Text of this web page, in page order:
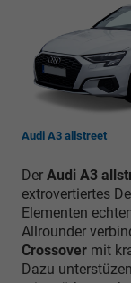
Audi A3 allstreet
Der Audi A3
extrovertiertes
Elementen
Allrounder
Crossover mit
Dazu unterstüzen